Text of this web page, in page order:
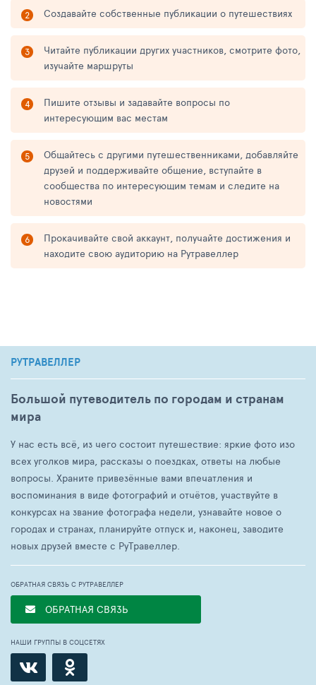
Создавайте собственные публикации о путешествиях
Читайте публикации других участников, смотрите фото,
изучайте маршруты
Пишите отзывы и задавайте вопросы по
интересующим вас местам
Общайтесь с другими путешественниками, добавляйте
друзей и поддерживайте общение, вступайте в
сообщества по интересующим темам и следите на
новостями
Прокачивайте свой аккаунт, получайте достижения и
находите свою аудиторию на Рутравеллер
РУТРАВЕЛЛЕР
Большой путеводитель по городам и странам
мира
У нас есть всё, из чего состоит путешествие: яркие фото изо
всех уголков мира, рассказы о поездках, ответы на любые
вопросы. Храните привезённые вами впечатления и
воспоминания в виде фотографий и отчётов, участвуйте в
конкурсах на звание фотографа недели, узнавайте новое о
городах и странах, планируйте отпуск и, наконец, заводите
новых друзей вместе с РуТравеллер.
ОБРАТНАЯ СВЯЗЬ С РУТРАВЕЛЛЕР
ОБРАТНАЯ СВЯЗЬ
НАШИ ГРУППЫ В СОЦСЕТЯХ